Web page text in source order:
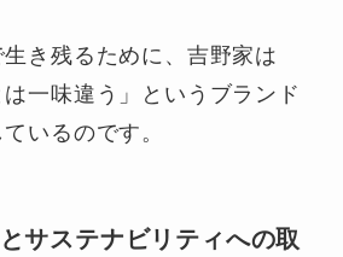
き残るために、吉野家は
は一味違う」というブランド
いるのです。
サステナビリティへの取